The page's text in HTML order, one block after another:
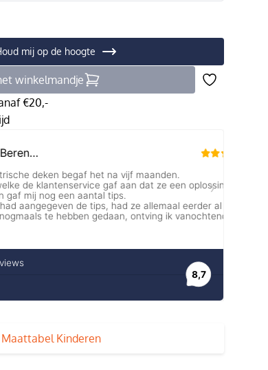
mij op de hoogte
winkelmandje
€20,-
Maattabel Kinderen